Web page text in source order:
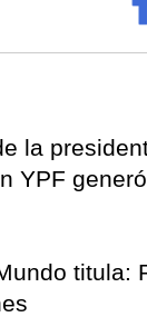
la
YPF
titula: